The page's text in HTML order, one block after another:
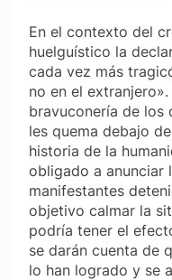
En el contexto del
huelguístico la
cada vez más
no en el
bravuconería de los
les quema debajo
historia de la
obligado a anunciar
manifestantes
objetivo calmar la
podría tener el
se darán cuenta de
lo han logrado y se